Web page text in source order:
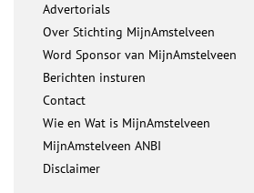
Advertorials
Over Stichting MijnAmstelveen
Word Sponsor van MijnAmstelveen
Berichten insturen
Contact
Wie en Wat is MijnAmstelveen
MijnAmstelveen ANBI
Disclaimer